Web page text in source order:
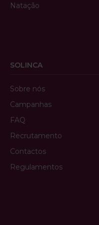
Natação
SOLINCA
Sobre nós
Campanhas
FAQ
Recrutamento
Contactos
Regulamentos